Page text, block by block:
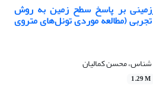
بر پاسخ سطح زمین به روش
(مطالعه موردی تونل‌های متروی
شناس، محسن کمالیان
1.29 M